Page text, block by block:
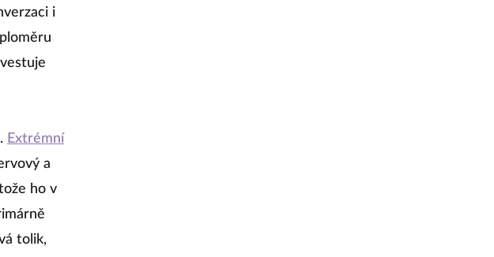
i
Extrémní
a
ho v
tolik,